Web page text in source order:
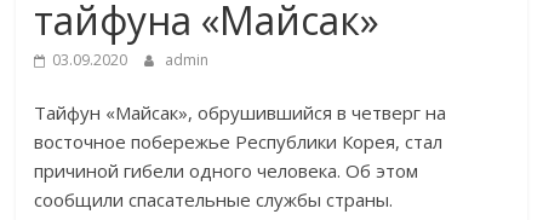
тайфуна «Майсак»
03.09.2020 admin
Тайфун «Майсак», обрушившийся в четверг на
восточное побережье Республики Корея, стал
причиной гибели одного человека. Об этом
сообщили спасательные службы страны.